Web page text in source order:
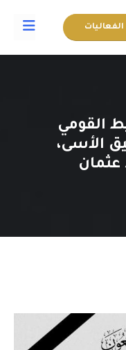
الفعاليات
القومي
الأسى،
عثمان